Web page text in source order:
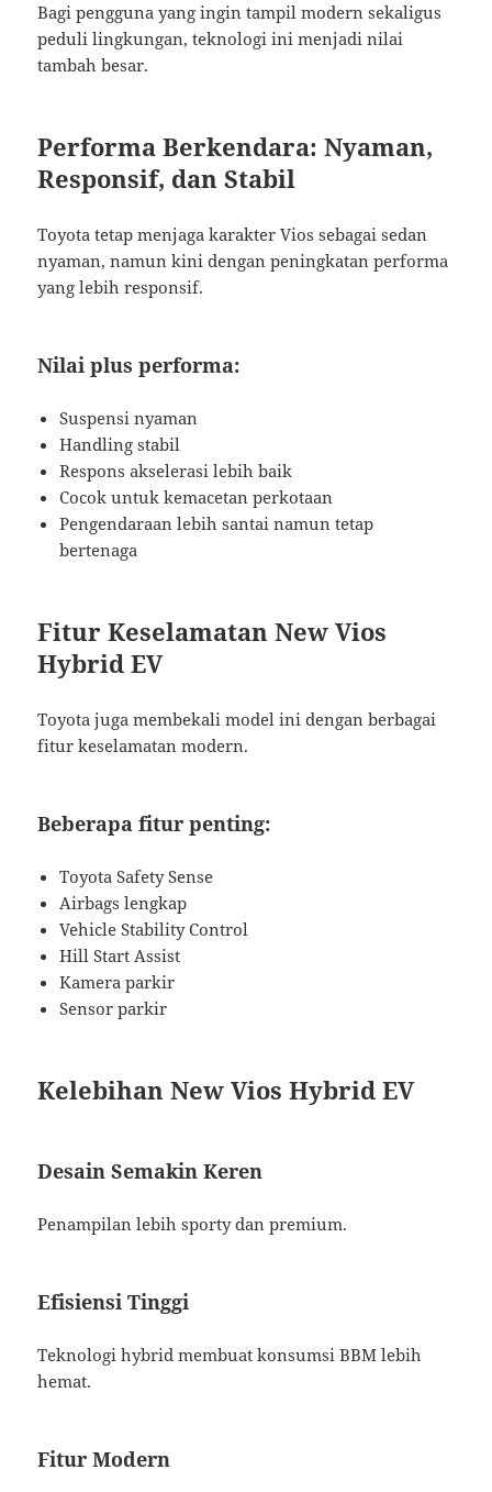
Bagi pengguna yang ingin tampil modern sekaligus
peduli lingkungan, teknologi ini menjadi nilai
tambah besar.
Performa Berkendara: Nyaman,
Responsif, dan Stabil
Toyota tetap menjaga karakter Vios sebagai sedan
nyaman, namun kini dengan peningkatan performa
yang lebih responsif.
Nilai plus performa:
Suspensi nyaman
Handling stabil
Respons akselerasi lebih baik
Cocok untuk kemacetan perkotaan
Pengendaraan lebih santai namun tetap
bertenaga
Fitur Keselamatan New Vios
Hybrid EV
Toyota juga membekali model ini dengan berbagai
fitur keselamatan modern.
Beberapa fitur penting:
Toyota Safety Sense
Airbags lengkap
Vehicle Stability Control
Hill Start Assist
Kamera parkir
Sensor parkir
Kelebihan New Vios Hybrid EV
Desain Semakin Keren
Penampilan lebih sporty dan premium.
Efisiensi Tinggi
Teknologi hybrid membuat konsumsi BBM lebih
hemat.
Fitur Modern